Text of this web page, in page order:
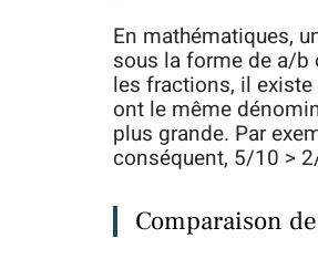
En mathématiques,
sous la forme de a/b
les fractions, il
ont le même
plus grande. Par
conséquent, 5/10 >
Comparaison